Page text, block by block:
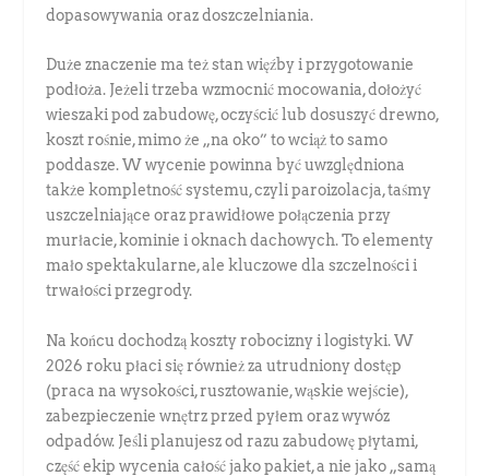
dopasowywania oraz doszczelniania.
Duże znaczenie ma też stan więźby i przygotowanie
podłoża. Jeżeli trzeba wzmocnić mocowania, dołożyć
wieszaki pod zabudowę, oczyścić lub dosuszyć drewno,
koszt rośnie, mimo że „na oko” to wciąż to samo
poddasze. W wycenie powinna być uwzględniona
także kompletność systemu, czyli paroizolacja, taśmy
uszczelniające oraz prawidłowe połączenia przy
murłacie, kominie i oknach dachowych. To elementy
mało spektakularne, ale kluczowe dla szczelności i
trwałości przegrody.
Na końcu dochodzą koszty robocizny i logistyki. W
2026 roku płaci się również za utrudniony dostęp
(praca na wysokości, rusztowanie, wąskie wejście),
zabezpieczenie wnętrz przed pyłem oraz wywóz
odpadów. Jeśli planujesz od razu zabudowę płytami,
część ekip wycenia całość jako pakiet, a nie jako „samą